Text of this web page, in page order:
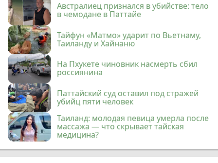
Австралиец признался в убийстве: тело
в чемодане в Паттайе
Тайфун «Матмо» ударит по Вьетнаму,
Таиланду и Хайнаню
На Пхукете чиновник насмерть сбил
россиянина
Паттайский суд оставил под стражей
убийц пяти человек
Таиланд: молодая певица умерла после
массажа — что скрывает тайская
медицина?